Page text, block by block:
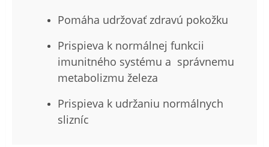
Pomáha udržovať zdravú pokožku
Prispieva k normálnej funkcii
imunitného systému a správnemu
metabolizmu železa
Prispieva k udržaniu normálnych
slizníc